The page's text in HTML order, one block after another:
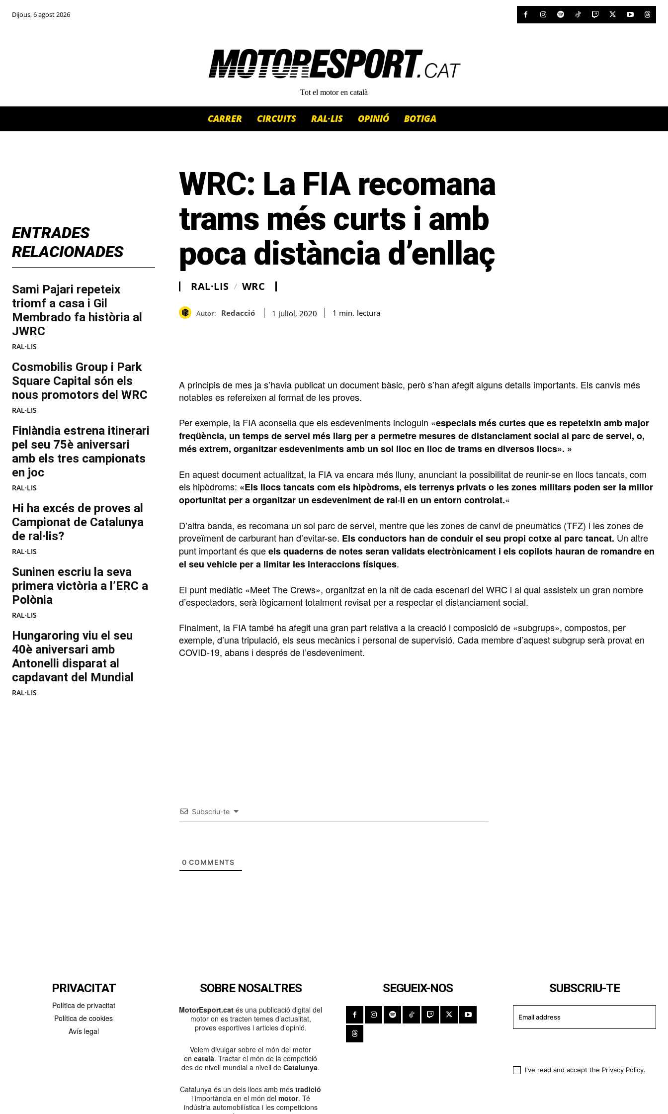
Dijous, 6 agost 2026
Tot el motor en català
CARRER CIRCUITS RAL·LIS OPINIÓ BOTIGA
ENTRADES
RELACIONADES
Sami Pajari repeteix
triomf a casa i Gil
Membrado fa història al
JWRC
RAL·LIS
Cosmobilis Group i Park
Square Capital són els
nous promotors del WRC
RAL·LIS
Finlàndia estrena itinerari
pel seu 75è aniversari
amb els tres campionats
en joc
RAL·LIS
Hi ha excés de proves al
Campionat de Catalunya
de ral·lis?
RAL·LIS
Suninen escriu la seva
primera victòria a l’ERC a
Polònia
RAL·LIS
Hungaroring viu el seu
40è aniversari amb
Antonelli disparat al
capdavant del Mundial
RAL·LIS
WRC: La FIA recomana
trams més curts i amb
poca distància d’enllaç
RAL·LIS WRC
Autor: Redacció 1 juliol, 2020 1 min. lectura
A principis de mes ja s’havia publicat un document bàsic, però s’han afegit alguns detalls importants. Els canvis més
notables es refereixen al format de les proves.
Per exemple, la FIA aconsella que els esdeveniments incloguin «especials més curtes que es repeteixin amb major
freqüència, un temps de servei més llarg per a permetre mesures de distanciament social al parc de servei, o,
més extrem, organitzar esdeveniments amb un sol lloc en lloc de trams en diversos llocs». »
En aquest document actualitzat, la FIA va encara més lluny, anunciant la possibilitat de reunir-se en llocs tancats, com
els hipòdroms: «Els llocs tancats com els hipòdroms, els terrenys privats o les zones militars poden ser la millor
oportunitat per a organitzar un esdeveniment de ral·li en un entorn controlat.«
D’altra banda, es recomana un sol parc de servei, mentre que les zones de canvi de pneumàtics (TFZ) i les zones de
proveïment de carburant han d’evitar-se. Els conductors han de conduir el seu propi cotxe al parc tancat. Un altre
punt important és queels quaderns de notes seran validats electrònicament i els copilots hauran de romandre en
el seu vehicle per a limitar les interaccions físiques.
El punt mediàtic «Meet The Crews», organitzat en la nit de cada escenari del WRC i al qual assisteix un gran nombre
d’espectadors, serà lògicament totalment revisat per a respectar el distanciament social.
Finalment, la FIA també ha afegit una gran part relativa a la creació i composició de «subgrups», compostos, per
exemple, d’una tripulació, els seus mecànics i personal de supervisió. Cada membre d’aquest subgrup serà provat en
COVID-19, abans i després de l’esdeveniment.
Subscriu-te
0 COMMENTS
PRIVACITAT
Política de privacitat
Política de cookies
Avís legal
SOBRE NOSALTRES
MotorEsport.cat és una publicació digital del
motor on es tracten temes d’actualitat,
proves esportives i articles d’opinió.
Volem divulgar sobre el món del motor
en català. Tractar el món de la competició
des de nivell mundial a nivell de Catalunya.
Catalunya és un dels llocs amb més tradició
i importància en el món del motor. Té
indústria automobilística i les competicions
SEGUEIX-NOS SUBSCRIU-TE
I've read and accept the Privacy Policy.